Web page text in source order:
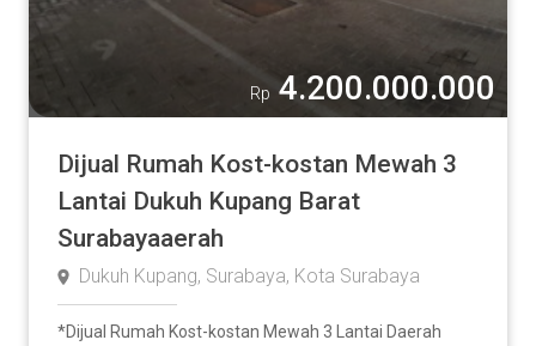
Rp 4.200.000.000
Dijual Rumah Kost-kostan Mewah 3
Lantai Dukuh Kupang Barat
Surabayaaerah
Dukuh Kupang, Surabaya, Kota Surabaya
*Dijual Rumah Kost-kostan Mewah 3 Lantai Daerah